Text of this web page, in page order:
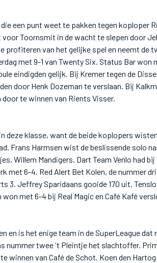
een punt weet te pakken tegen koploper
Toornsmit in de wacht te slepen door
profiteren van het gelijke spel en neemt de
met 9-1 van Twenty Six. Status Bar won
eindigden gelijk. Bij Kremer tegen de
door Henk Dozeman te verslaan. Bij
te winnen van Rients Visser.
deze klasse, want de beide koplopers
Frans Harmsen wist de beslissende solo
Willem Mandigers. Dart Team Venlo had
met 6-4. Red Alert Bet Kolen, de nummer
3. Jeffrey Sparidaans gooide 170 uit.
met 6-4 bij Real Magic en Café Kafé
en is het enige team in de SuperLeague dat
nummer twee 't Pleintje het slachtoffer.
winnen van Café de Schot. Koen den